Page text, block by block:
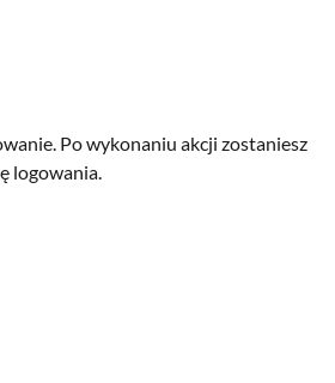
Po wykonaniu akcji zostaniesz
logowania.